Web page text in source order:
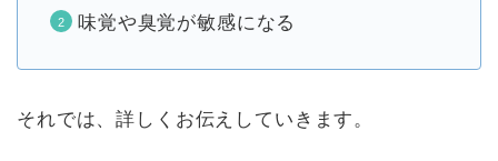
味覚や臭覚が敏感になる
それでは、詳しくお伝えしていきます。